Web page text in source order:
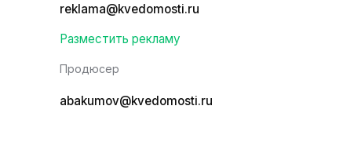
reklama@kvedomosti.ru
Разместить рекламу
Продюсер
abakumov@kvedomosti.ru